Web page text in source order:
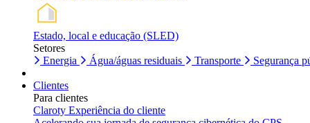
Estado, local e educação (SLED)
Setores
Energia
Água/águas residuais Transporte Segurança
Clientes
Para clientes
Claroty Experiência do cliente